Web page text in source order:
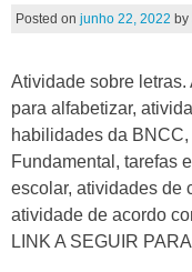
Posted on junho 22, 2022 by
Atividade sobre
para alfabetizar,
habilidades da
Fundamental, tarefas
escolar, atividades
atividade de acordo
LINK A SEGUIR